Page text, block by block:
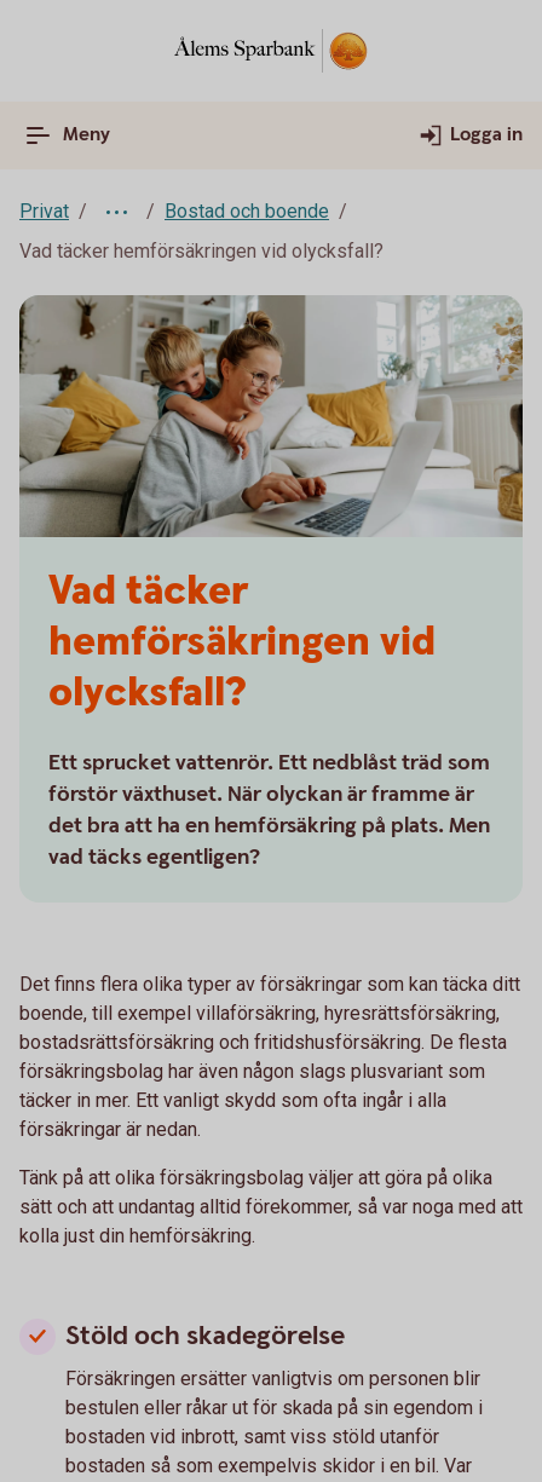
Meny Logga in
Privat
Bostad och boende
Vad täcker hemförsäkringen vid olycksfall?
Vad täcker
hemförsäkringen vid
olycksfall?
Ett sprucket vattenrör. Ett nedblåst träd som
förstör växthuset. När olyckan är framme är
det bra att ha en hemförsäkring på plats. Men
vad täcks egentligen?
Det finns flera olika typer av försäkringar som kan täcka ditt
boende, till exempel villaförsäkring, hyresrättsförsäkring,
bostadsrättsförsäkring och fritidshusförsäkring. De flesta
försäkringsbolag har även någon slags plusvariant som
täcker in mer. Ett vanligt skydd som ofta ingår i alla
försäkringar är nedan.
Tänk på att olika försäkringsbolag väljer att göra på olika
sätt och att undantag alltid förekommer, så var noga med att
kolla just din hemförsäkring.
Stöld och skadegörelse
Försäkringen ersätter vanligtvis om personen blir
bestulen eller råkar ut för skada på sin egendom i
bostaden vid inbrott, samt viss stöld utanför
bostaden så som exempelvis skidor i en bil. Var